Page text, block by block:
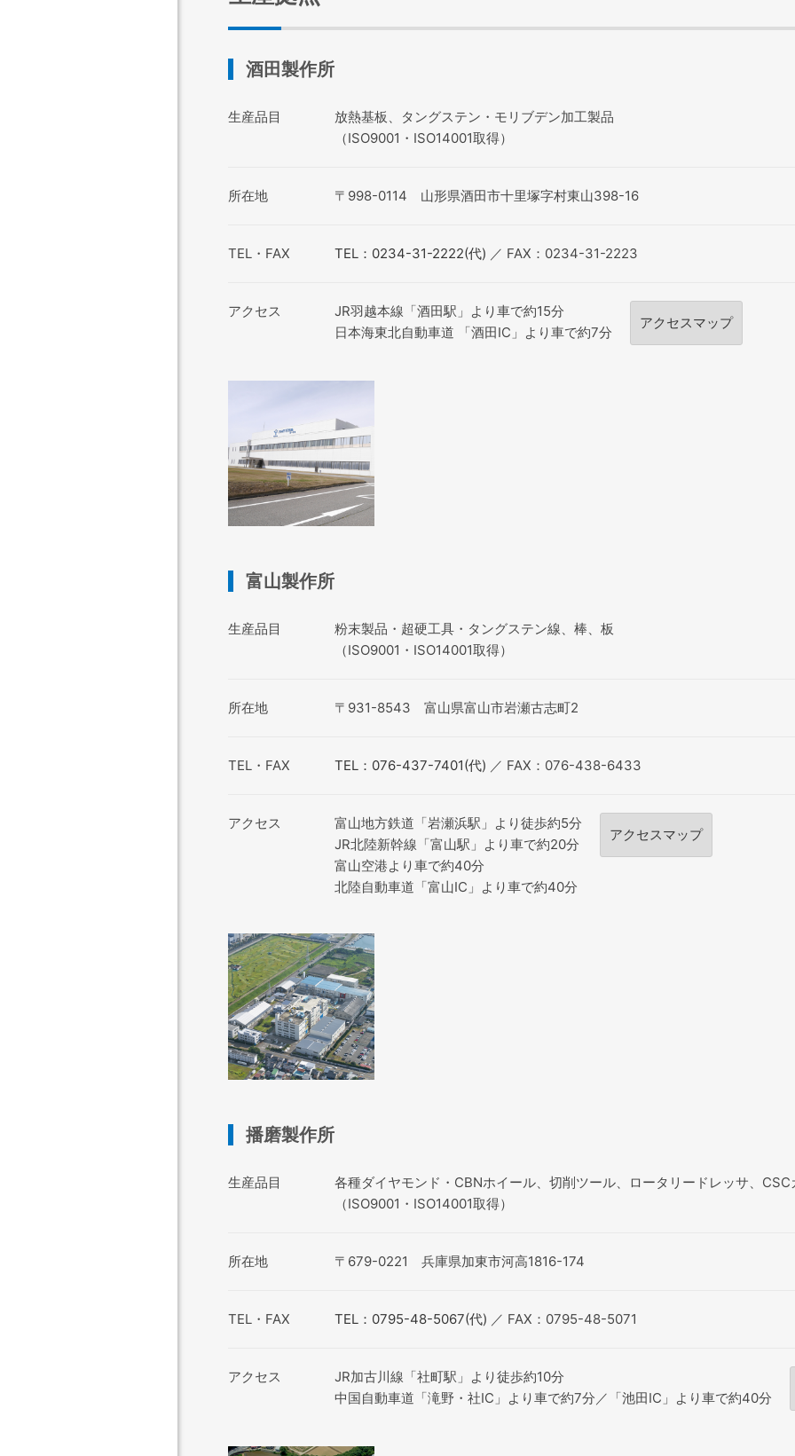
酒田製作所
生産品目
放熱基板、タングステン・モリブデン加工製品
（ISO9001・ISO14001取得）
所在地 〒998-0114 山形県酒田市十里塚字村東山398-16
TEL・FAX TEL：0234-31-2222(代) ／ FAX：0234-31-2223
アクセス
JR羽越本線「酒田駅」より車で約15分
日本海東北自動車道 「酒田IC」より車で約7分
アクセスマップ
富山製作所
生産品目
粉末製品・超硬工具・タングステン線、棒、板
（ISO9001・ISO14001取得）
所在地 〒931-8543 富山県富山市岩瀬古志町2
TEL・FAX TEL：076-437-7401(代) ／ FAX：076-438-6433
アクセス
富山地方鉄道「岩瀬浜駅」より徒歩約5分
JR北陸新幹線「富山駅」より車で約20分
富山空港より車で約40分
北陸自動車道「富山IC」より車で約40分
アクセスマップ
播磨製作所
生産品目
各種ダイヤモンド・CBNホイール、切削ツール、ロータリードレッサ、
（ISO9001・ISO14001取得）
所在地 〒679-0221 兵庫県加東市河高1816-174
TEL・FAX TEL：0795-48-5067(代) ／ FAX：0795-48-5071
アクセス
JR加古川線「社町駅」より徒歩約10分
中国自動車道「滝野・社IC」より車で約7分／「池田IC」より車で約40分